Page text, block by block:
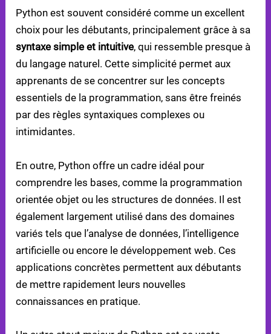
Python est souvent considéré comme un excellent
choix pour les débutants, principalement grâce à sa
syntaxe simple et intuitive, qui ressemble presque à
du langage naturel. Cette simplicité permet aux
apprenants de se concentrer sur les concepts
essentiels de la programmation, sans être freinés
par des règles syntaxiques complexes ou
intimidantes.
En outre, Python offre un cadre idéal pour
comprendre les bases, comme la programmation
orientée objet ou les structures de données. Il est
également largement utilisé dans des domaines
variés tels que l’analyse de données, l’intelligence
artificielle ou encore le développement web. Ces
applications concrètes permettent aux débutants
de mettre rapidement leurs nouvelles
connaissances en pratique.